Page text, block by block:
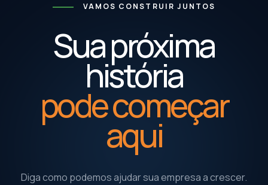
VAMOS CONSTRUIR JUNTOS
Sua próxima
história
pode começar
aqui
Diga como podemos ajudar sua empresa a crescer.